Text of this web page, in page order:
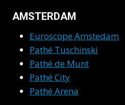
AMSTERDAM
Euroscope Amstedam
Pathé Tuschinski
Pathé de Munt
Pathé City
Pathé Arena